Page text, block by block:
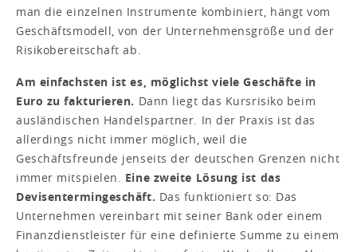
man die einzelnen Instrumente kombiniert, hängt vom
Geschäftsmodell, von der Unternehmensgröße und der
Risikobereitschaft ab.
Am einfachsten ist es, möglichst viele Geschäfte in
Euro zu fakturieren. Dann liegt das Kursrisiko beim
ausländischen Handelspartner. In der Praxis ist das
allerdings nicht immer möglich, weil die
Geschäftsfreunde jenseits der deutschen Grenzen nicht
immer mitspielen. Eine zweite Lösung ist das
Devisentermingeschäft. Das funktioniert so: Das
Unternehmen vereinbart mit seiner Bank oder einem
Finanzdienstleister für eine definierte Summe zu einem